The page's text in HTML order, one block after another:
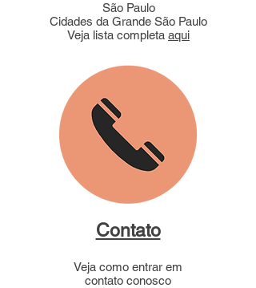
São Paulo
Cidades da Grande São Paulo
Veja lista completa aqui
Contato
Veja como entrar em
contato conosco